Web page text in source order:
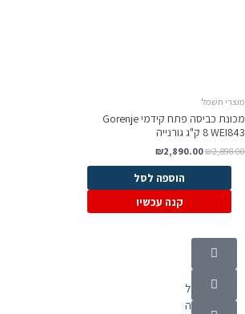
מוצרי חשמל
מכונת כביסה ‏פתח קידמי Gorenje
WEI843 ‏8 ‏ק"ג גורנייה
₪2,898.00
₪2,890.00
הוספה לסל
קנה עכשיו
קטגוריות
מוצרי חשמל
אלקטרוניקה